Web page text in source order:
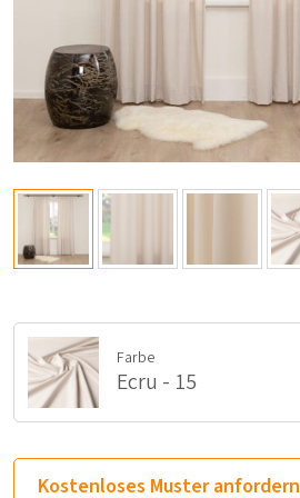
Farbe
Ecru - 15
Kostenloses Muster anfordern